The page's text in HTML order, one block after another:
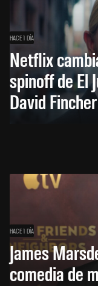
HACE 1 DÍA
Netflix
spinoff de El
David Fincher
HACE 1 DÍA
James
comedia de